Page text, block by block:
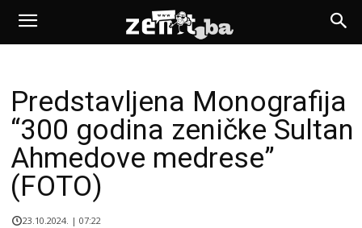
Predstavljena Monografija
“300 godina zeničke Sultan
Ahmedove medrese”
(FOTO)
23.10.2024. | 07:22